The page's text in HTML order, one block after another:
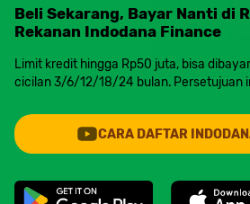
Beli Sekarang, Bayar Nanti di
Rekanan Indodana Finance
Limit kredit hingga Rp50 juta, bisa
cicilan 3/6/12/18/24 bulan. Persetujuan
CARA DAFTAR